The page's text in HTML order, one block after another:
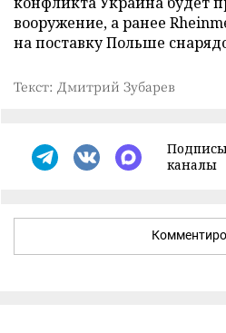
вооружение, а ранее
на поставку Польше
Текст: Дмитрий Зубарев
каналы